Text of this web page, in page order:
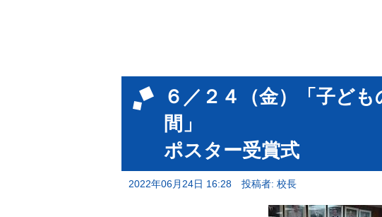
６／２４（金）「子ども
間」 広
ポスター受賞式
2022年06月24日 16:28 投稿者: 校長